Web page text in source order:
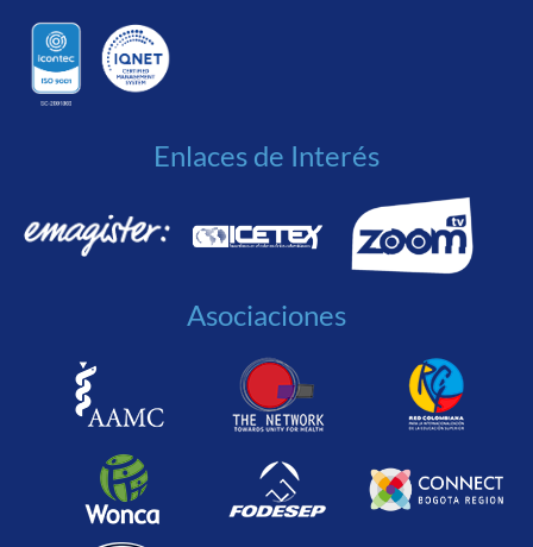
Enlaces de Interés
Asociaciones